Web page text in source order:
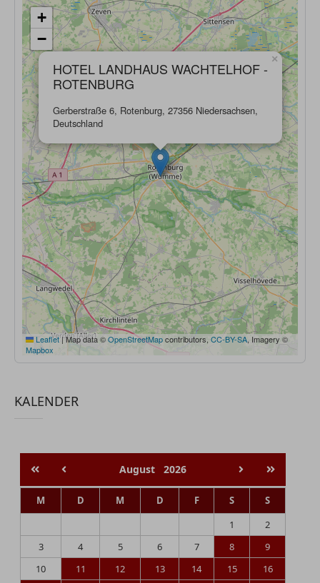
HOTEL LANDHAUS WACHTELHOF -
ROTENBURG
Gerberstraße 6, Rotenburg, 27356 Niedersachsen,
Deutschland
×
+
−
Leaflet|Map data ©OpenStreetMapcontributors, CC-BY-SA, Imagery ©
Mapbox
KALENDER
August 2026
M D M D F S
S
1
2
3
4 5 6 7 8
9
10
11 12 13 14 15
16